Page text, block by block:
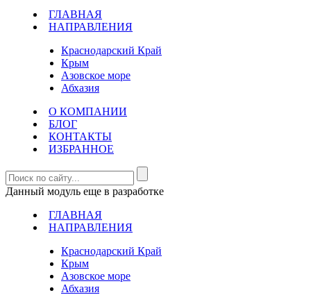
ГЛАВНАЯ
НАПРАВЛЕНИЯ
Краснодарский Край
Крым
Азовское море
Абхазия
О КОМПАНИИ
БЛОГ
КОНТАКТЫ
ИЗБРАННОЕ
Данный модуль еще в разработке
ГЛАВНАЯ
НАПРАВЛЕНИЯ
Краснодарский Край
Крым
Азовское море
Абхазия